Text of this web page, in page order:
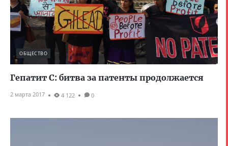
ОБЩЕСТВО
Гепатит C: битва за патенты продолжается
2 марта 2017 4 122 0